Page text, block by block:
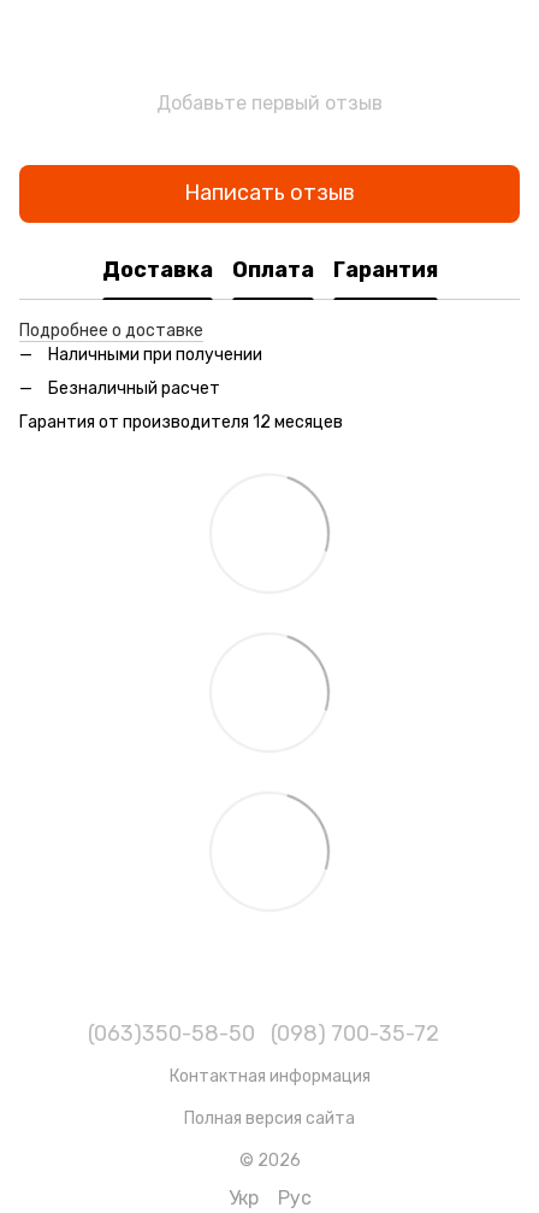
Добавьте первый отзыв
Написать отзыв
Доставка Оплата Гарантия
Подробнее о доставке
Наличными при получении
Безналичный расчет
Гарантия от производителя 12 месяцев
(063)350-58-50 (098) 700-35-72
Контактная информация
Полная версия сайта
© 2026
Укр Рус